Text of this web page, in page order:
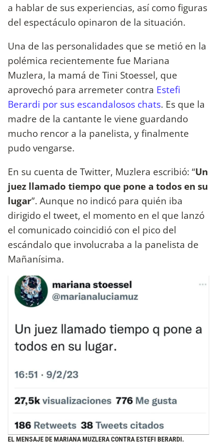
a hablar de sus experiencias, así como figuras
del espectáculo opinaron de la situación.
Una de las personalidades que se metió en la
polémica recientemente fue Mariana
Muzlera, la mamá de Tini Stoessel, que
aprovechó para arremeter contra Estefi
Berardi por sus escandalosos chats. Es que la
madre de la cantante le viene guardando
mucho rencor a la panelista, y finalmente
pudo vengarse.
En su cuenta de Twitter, Muzlera escribió: “Un
juez llamado tiempo que pone a todos en su
lugar”. Aunque no indicó para quién iba
dirigido el tweet, el momento en el que lanzó
el comunicado coincidió con el pico del
escándalo que involucraba a la panelista de
Mañanísima.
EL MENSAJE DE MARIANA MUZLERA CONTRA ESTEFI BERARDI.